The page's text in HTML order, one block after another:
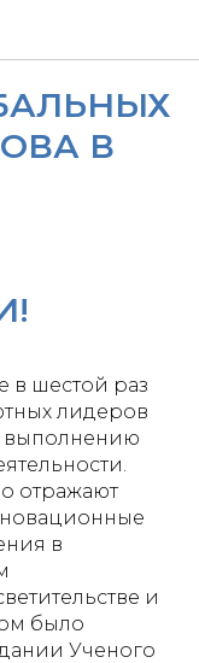
В
в шестой раз
лидеров
выполнению
отражают
в
и
было
Ученого